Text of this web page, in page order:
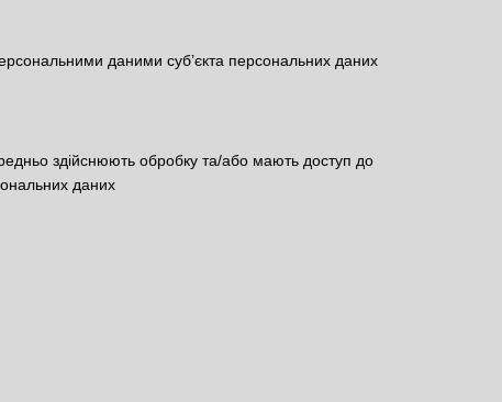
даними суб’єкта персональних даних
здійснюють обробку та/або мають доступ до
даних